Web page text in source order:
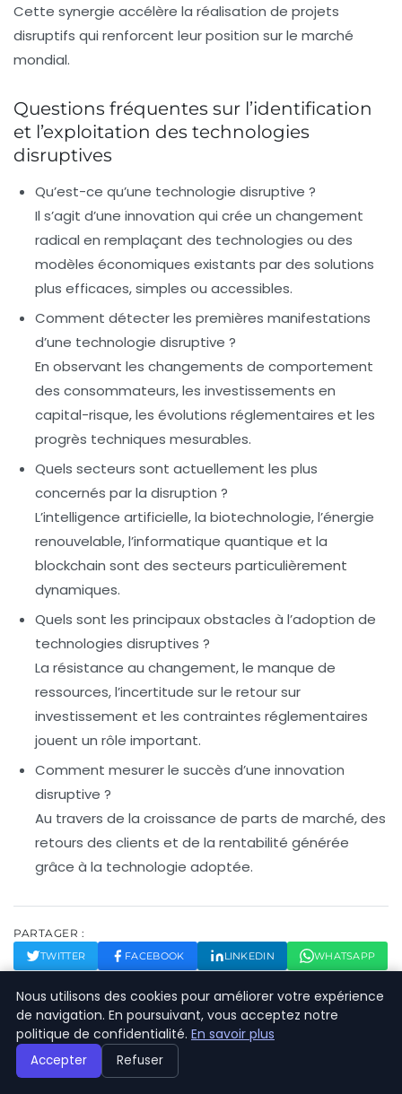
Cette synergie accélère la réalisation de projets
disruptifs qui renforcent leur position sur le marché
mondial.
Questions fréquentes sur l’identification
et l’exploitation des technologies
disruptives
Qu’est-ce qu’une technologie disruptive ?
Il s’agit d’une innovation qui crée un changement
radical en remplaçant des technologies ou des
modèles économiques existants par des solutions
plus efficaces, simples ou accessibles.
Comment détecter les premières manifestations
d’une technologie disruptive ?
En observant les changements de comportement
des consommateurs, les investissements en
capital-risque, les évolutions réglementaires et les
progrès techniques mesurables.
Quels secteurs sont actuellement les plus
concernés par la disruption ?
L’intelligence artificielle, la biotechnologie, l’énergie
renouvelable, l’informatique quantique et la
blockchain sont des secteurs particulièrement
dynamiques.
Quels sont les principaux obstacles à l’adoption de
technologies disruptives ?
La résistance au changement, le manque de
ressources, l’incertitude sur le retour sur
investissement et les contraintes réglementaires
jouent un rôle important.
Comment mesurer le succès d’une innovation
disruptive ?
Au travers de la croissance de parts de marché, des
retours des clients et de la rentabilité générée
grâce à la technologie adoptée.
PARTAGER :
TWITTER FACEBOOK LINKEDIN WHATSAPP
Nous utilisons des cookies pour améliorer votre expérience
de navigation. En poursuivant, vous acceptez notre
politique de confidentialité. En savoir plus
Accepter Refuser